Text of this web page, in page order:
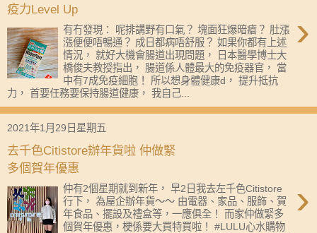
疫力Level Up
›
有冇發現： 呢排講野有口氣？ 塊面狂爆暗瘡？ 肚漲
漲便便唔暢通？ 成日都病唔舒服？ 如果你都有上述
情況， 就好大機會腸道出現問題， 日本醫學博士大
橋俊夫教授指出， 腸道係人體最大的免疫器官， 當
中有7成免疫細胞！ 所以想身體健康d， 提升抵抗
力， 首要任務要保持腸道健康， 我自己...
2021年1月29日星期五
去千色Citistore辦年貨啦 仲做緊
多個賀年優惠
›
仲有2個星期就到新年， 早2日我去左千色Citistore
行下， 為屋企辦年貨～～ 由電器、家品、服飾、賀
年食品、擺設及禮盒等，一應俱全！ 而家仲做緊多
個賀年優惠，梗係要大買特買啦！ #LULU心水購物